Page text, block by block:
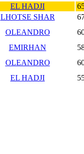
EL HADJI
LHOTSE SHAR
OLEANDRO
EMIRHAN
OLEANDRO
EL HADJI